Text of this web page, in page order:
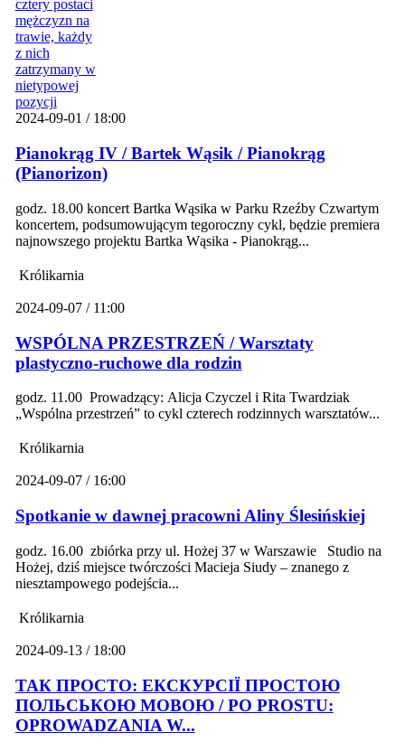
2024-09-01 / 18:00
Pianokrąg IV / Bartek Wąsik / Pianokrąg
(Pianorizon)
godz. 18.00 koncert Bartka Wąsika w Parku Rzeźby Czwartym
koncertem, podsumowującym tegoroczny cykl, będzie premiera
najnowszego projektu Bartka Wąsika - Pianokrąg...
Królikarnia
2024-09-07 / 11:00
WSPÓLNA PRZESTRZEŃ / Warsztaty
plastyczno-ruchowe dla rodzin
godz. 11.00 Prowadzący: Alicja Czyczel i Rita Twardziak
„Wspólna przestrzeń” to cykl czterech rodzinnych warsztatów...
Królikarnia
2024-09-07 / 16:00
Spotkanie w dawnej pracowni Aliny Ślesińskiej
godz. 16.00 zbiórka przy ul. Hożej 37 w Warszawie Studio na
Hożej, dziś miejsce twórczości Macieja Siudy – znanego z
niesztampowego podejścia...
Królikarnia
2024-09-13 / 18:00
ТАК ПРОСТО: ЕКСКУРСІЇ ПРОСТОЮ
ПОЛЬСЬКОЮ МОВОЮ / PO PROSTU:
OPROWADZANIA W...